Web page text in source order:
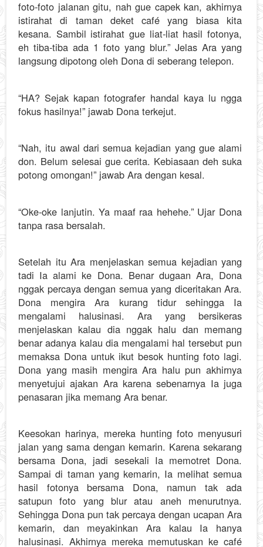
foto-foto jalanan gitu, nah gue capek kan, akhirnya
istirahat di taman deket café yang biasa kita
kesana. Sambil istirahat gue liat-liat hasil fotonya,
eh tiba-tiba ada 1 foto yang blur.” Jelas Ara yang
langsung dipotong oleh Dona di seberang telepon.
“HA? Sejak kapan fotografer handal kaya lu ngga
fokus hasilnya!” jawab Dona terkejut.
“Nah, itu awal dari semua kejadian yang gue alami
don. Belum selesai gue cerita. Kebiasaan deh suka
potong omongan!” jawab Ara dengan kesal.
“Oke-oke lanjutin. Ya maaf raa hehehe.” Ujar Dona
tanpa rasa bersalah.
Setelah itu Ara menjelaskan semua kejadian yang
tadi Ia alami ke Dona. Benar dugaan Ara, Dona
nggak percaya dengan semua yang diceritakan Ara.
Dona mengira Ara kurang tidur sehingga Ia
mengalami halusinasi. Ara yang bersikeras
menjelaskan kalau dia nggak halu dan memang
benar adanya kalau dia mengalami hal tersebut pun
memaksa Dona untuk ikut besok hunting foto lagi.
Dona yang masih mengira Ara halu pun akhirnya
menyetujui ajakan Ara karena sebenarnya Ia juga
penasaran jika memang Ara benar.
Keesokan harinya, mereka hunting foto menyusuri
jalan yang sama dengan kemarin. Karena sekarang
bersama Dona, jadi sesekali Ia memotret Dona.
Sampai di taman yang kemarin, Ia melihat semua
hasil fotonya bersama Dona, namun tak ada
satupun foto yang blur atau aneh menurutnya.
Sehingga Dona pun tak percaya dengan ucapan Ara
kemarin, dan meyakinkan Ara kalau Ia hanya
halusinasi. Akhirnya mereka memutuskan ke café